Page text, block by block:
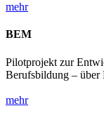
mehr
BEM
Pilotprojekt zur
Berufsbildung – über
mehr